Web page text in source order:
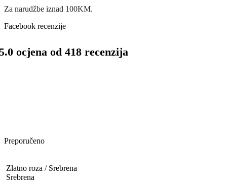
Za narudžbe iznad 100KM.
Facebook recenzije
ocjena od 418 recenzija
Preporučeno
Zlatno roza / Srebrena
Srebrena